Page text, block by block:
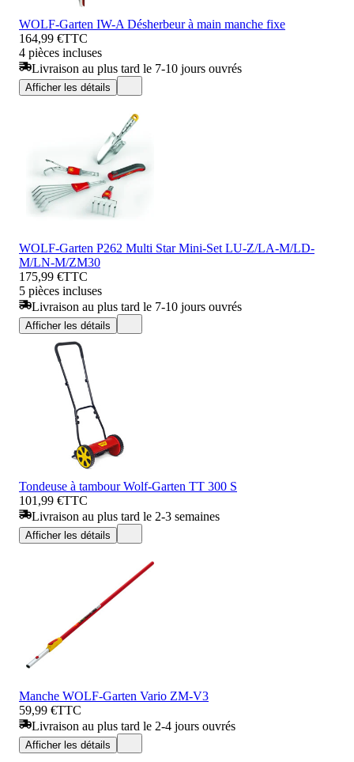
WOLF-Garten IW-A Désherbeur à main manche fixe
164,99 €TTC
4 pièces incluses
Livraison au plus tard le 7-10 jours ouvrés
Afficher les détails
WOLF-Garten P262 Multi Star Mini-Set LU-Z/LA-M/LD-
M/LN-M/ZM30
175,99 €TTC
5 pièces incluses
Livraison au plus tard le 7-10 jours ouvrés
Afficher les détails
Tondeuse à tambour Wolf-Garten TT 300 S
101,99 €TTC
Livraison au plus tard le 2-3 semaines
Afficher les détails
Manche WOLF-Garten Vario ZM-V3
59,99 €TTC
Livraison au plus tard le 2-4 jours ouvrés
Afficher les détails